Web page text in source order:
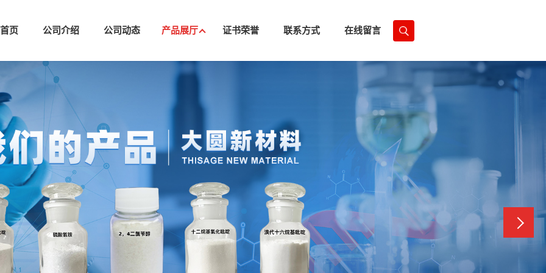
页 公司介绍 公司动态 产品展厅 证书荣誉 联系方式 在线留言